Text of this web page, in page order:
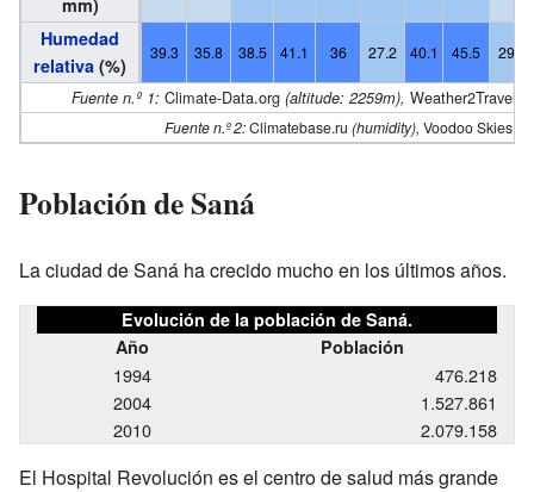
Humedad
relativa (%)
39.3 35.8 38.5 41.1 36 27.2 40.1 45.5 29.9
Fuente n.º 1: Climate-Data.org (altitude: 2259m), Weather2Travel
Fuente n.º 2:Climatebase.ru (humidity), Voodoo Skies
Población de Saná
La ciudad de Saná ha crecido mucho en los últimos años.
Evolución de la población de Saná.
Año
Población
1994
476.218
2004
1.527.861
2010
2.079.158
El Hospital Revolución es el centro de salud más grande